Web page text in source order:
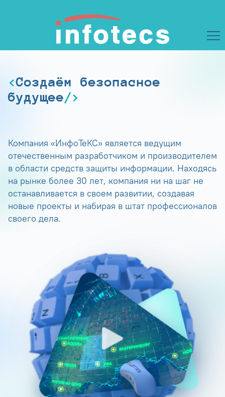
Создаём безопасное
будущее
Компания «ИнфоТеКС» является ведущим
отечественным разработчиком и производителем
в области средств защиты информации. Находясь
на рынке более 30 лет, компания ни на шаг не
останавливается в своем развитии, создавая
новые проекты и набирая в штат профессионалов
своего дела.